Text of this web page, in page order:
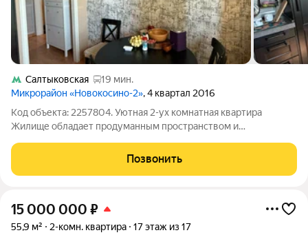
Салтыковская
19 мин.
Микрорайон «Новокосино-2», 4 квартал 2016
Код объекта: 2257804. Уютная 2-ух комнатная квартира
Жилище обладает продуманным пространством и
который придаёт интерьеру особый шарм и комфорт. Квартира
чистая в идеальном состоянии- никто не жил 8
Позвонить
15 000 000 ₽
55,9 м² 2-комн. квартира 17 этаж из 17